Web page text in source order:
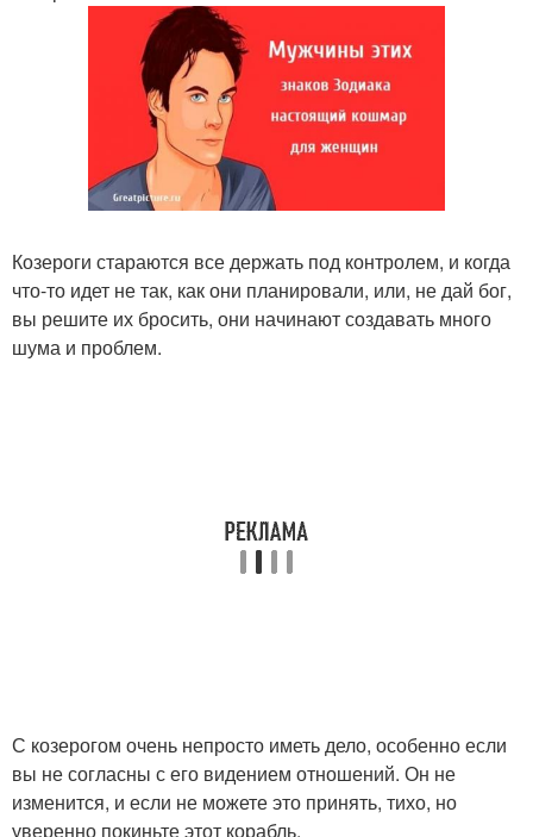
Козероги стараются все держать под контролем, и когда
что-то идет не так, как они планировали, или, не дай бог,
вы решите их бросить, они начинают создавать много
шума и проблем.
С козерогом очень непросто иметь дело, особенно если
вы не согласны с его видением отношений. Он не
изменится, и если не можете это принять, тихо, но
уверенно покиньте этот корабль.